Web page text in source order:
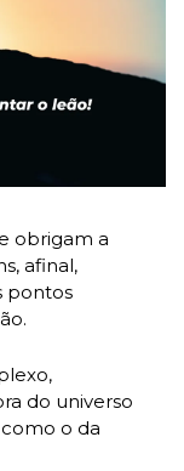
obrigam a
afinal,
pontos
do universo
o da